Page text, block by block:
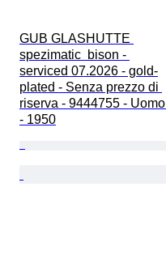
GUB GLASHUTTE
spezimatic  bison -
serviced 07.2026 - gold-
plated - Senza prezzo di
riserva - 9444755 - Uomo
- 1950